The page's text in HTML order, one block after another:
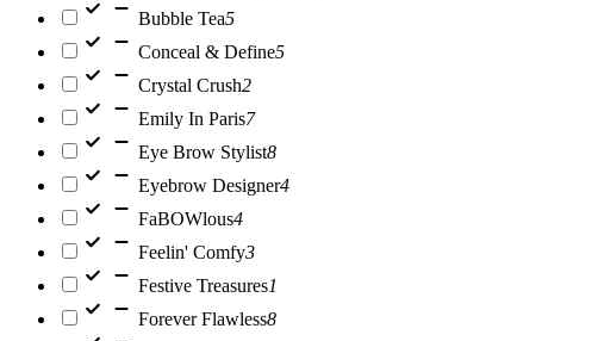
Bubble Tea5
Conceal & Define5
Crystal Crush2
Emily In Paris7
Eye Brow Stylist8
Eyebrow Designer4
FaBOWlous4
Feelin' Comfy3
Festive Treasures1
Forever Flawless8